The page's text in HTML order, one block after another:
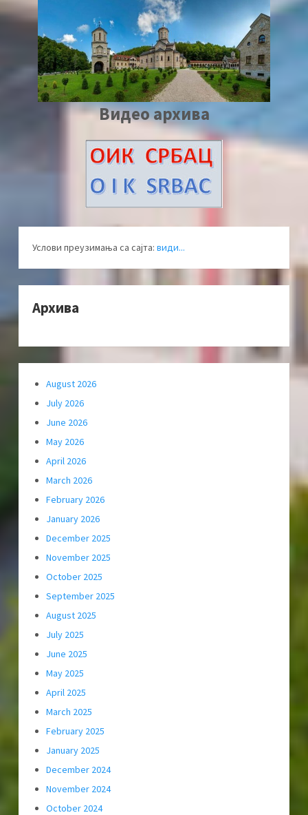
Видео архива
Услови преузимања са сајта: види...
Архива
August 2026
July 2026
June 2026
May 2026
April 2026
March 2026
February 2026
January 2026
December 2025
November 2025
October 2025
September 2025
August 2025
July 2025
June 2025
May 2025
April 2025
March 2025
February 2025
January 2025
December 2024
November 2024
October 2024